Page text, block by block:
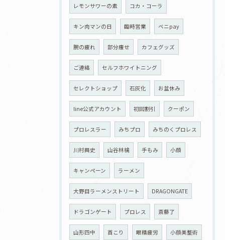
レモンサワーの素 コカ・コーラ
キン肉マンの日 臨時営業 ベニpay
腕の疲れ 部分痩せ カフェグッズ
ご連絡 セルフホワイトニング
セレクトショップ 石灰化 お盆休み
line公式アカウント 初回割引 クーポン
プロレスラー みちプロ みちのくプロレス
川村興史 山谷林檎 手もみ 小顔
キャンペーン ラーメン
大野目ラーメンストリート DRAGONGATE
ドラゴンゲート プロレス 斎藤了
山形四中 首こり 眼精疲労 小顔美整術